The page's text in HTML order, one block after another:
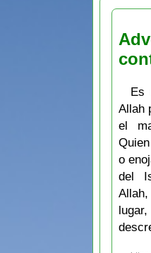
Es
Allah
el
o
del